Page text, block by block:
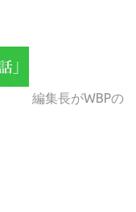
編集長がWBPの